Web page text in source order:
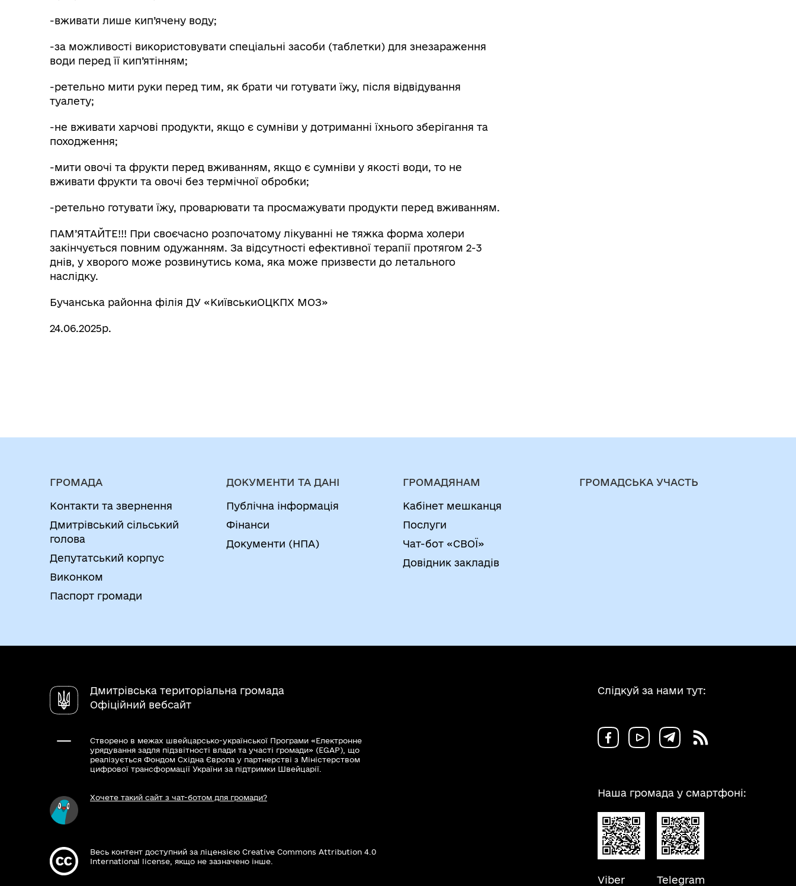
-вживати лише кип’ячену воду;
-за можливості використовувати спеціальні засоби (таблетки) для знезараження
води перед її кип’ятінням;
-ретельно мити руки перед тим, як брати чи готувати їжу, після відвідування
туалету;
-не вживати харчові продукти, якщо є сумніви у дотриманні їхнього зберігання та
походження;
-мити овочі та фрукти перед вживанням, якщо є сумніви у якості води, то не
вживати фрукти та овочі без термічної обробки;
-ретельно готувати їжу, проварювати та просмажувати продукти перед вживанням.
ПАМ’ЯТАЙТЕ!!! При своєчасно розпочатому лікуванні не тяжка форма холери
закінчується повним одужанням. За відсутності ефективної терапії протягом 2-3
днів, у хворого може розвинутись кома, яка може призвести до летального
наслідку.
Бучанська районна філія ДУ «КиївськиОЦКПХ МОЗ»
24.06.2025р.
ГРОМАДА
Контакти та звернення
Дмитрівський сільський
голова
Депутатський корпус
Виконком
Паспорт громади
ДОКУМЕНТИ ТА ДАНІ
Публічна інформація
Фінанси
Документи (НПА)
ГРОМАДЯНАМ
Кабінет мешканця
Послуги
Чат-бот «СВОЇ»
Довідник закладів
ГРОМАДСЬКА УЧАСТЬ
Дмитрівська територіальна громада
Офіційний вебсайт
Створено в межах швейцарсько-української Програми «Електронне
урядування задля підзвітності влади та участі громади» (EGAP), що
реалізується Фондом Східна Європа у партнерстві з Міністерством
цифрової трансформації України за підтримки Швейцарії.
Хочете такий сайт з чат-ботом для громади?
Весь контент доступний за ліцензією Creative Commons Attribution 4.0
International license, якщо не зазначено інше.
Слідкуй за нами тут:
Наша громада у смартфоні:
Viber Telegram